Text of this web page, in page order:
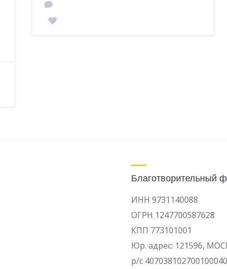
Благотворительный
ИНН 9731140088
ОГРН 1247700587628
КПП 773101001
Юр. адрес: 121596,
р/c